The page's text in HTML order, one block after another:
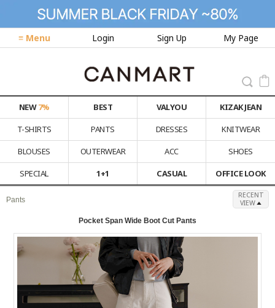
≡ Menu Login Sign Up My Page
NEW7% BEST VALYOU
KIZAK JEAN
T-SHIRTS
PANTS DRESSES
KNITWEAR
BLOUSES
OUTERWEAR ACC
SHOES
SPECIAL
1+1 CASUAL OFFICE LOOK
Pants
RECENT
VIEW
Pocket Span Wide Boot Cut Pants